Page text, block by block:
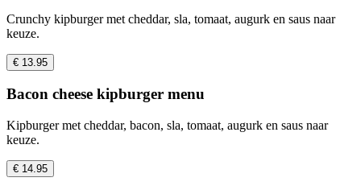
Crunchy kipburger met cheddar, sla, tomaat, augurk en saus naar
keuze.
€ 13.95
Bacon cheese kipburger menu
Kipburger met cheddar, bacon, sla, tomaat, augurk en saus naar
keuze.
€ 14.95